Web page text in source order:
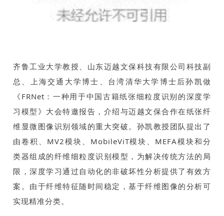
齐鲁工业大学教授、山东迈越文保科技有限公司科技副
总、上海交通大学博士、台湾清华大学博士后孙凯做
《FRNet：一种用于中国古籍纸张细粒度识别的深度学
习模型》大会特邀报告，介绍与迈越文保合作在纸张纤
维显微图像识别领域的重大突破。孙凯教授团队提出了
由卷积、MV2模块、MobileViT模块、MEFA模块和分
类器组成的纤维细粒度识别模型，为解决传统方法的局
限，深度学习通过自动化的非破坏性分析提供了有效方
案。由于纤维特征随时间稳定，基于纤维图像的分析可
实现精准分类。